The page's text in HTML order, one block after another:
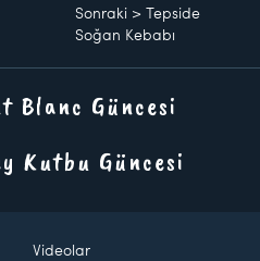
Sonraki >Tepside
Soğan Kebabı
Blanc Güncesi
Kutbu Güncesi
Videolar